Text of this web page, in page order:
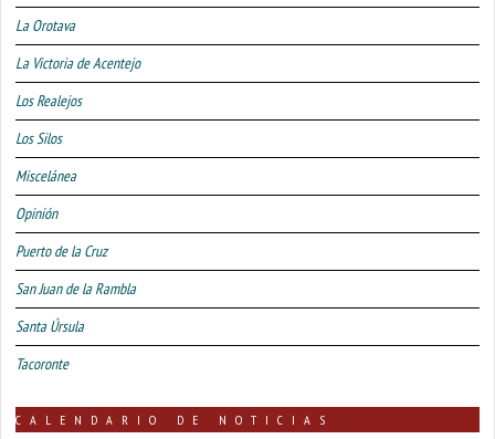
La Orotava
La Victoria de Acentejo
Los Realejos
Los Silos
Miscelánea
Opinión
Puerto de la Cruz
San Juan de la Rambla
Santa Úrsula
Tacoronte
CALENDARIO DE NOTICIAS